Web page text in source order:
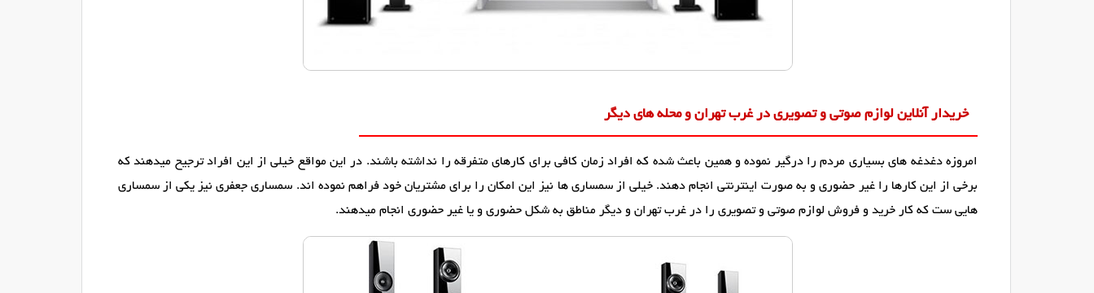
خریدار آنلاین لوازم صوتی و تصویری در غرب تهران و محله های دیگر
امروزه دغدغه های بسیاری مردم را درگیر نموده و همین باعث شده که افراد زمان کافی برای کارهای متفرقه را نداشته باشند. در این مواقع خیلی از این افراد ترجیح میدهند که
برخی از این کارها را غیر حضوری و به صورت اینترنتی انجام دهند. خیلی از سمساری ها نیز این امکان را برای مشتریان خود فراهم نموده اند. سمساری جعفری نیز یکی از سمساری
هایی ست که کار خرید و فروش لوازم صوتی و تصویری را در غرب تهران و دیگر مناطق به شکل حضوری و یا غیر حضوری انجام میدهند.